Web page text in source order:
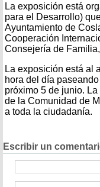
La exposición está
para el Desarrollo)
Ayuntamiento de
Cooperación
Consejería de
La exposición está al
hora del día
próximo 5 de junio.
de la Comunidad de
a toda la ciudadanía.
Escribir un